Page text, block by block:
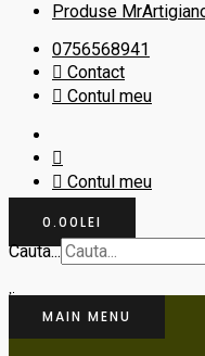
Produse
0756568941
Contact
Contul meu
Contul meu
0.00LEI
Cauta...
MAIN MENU